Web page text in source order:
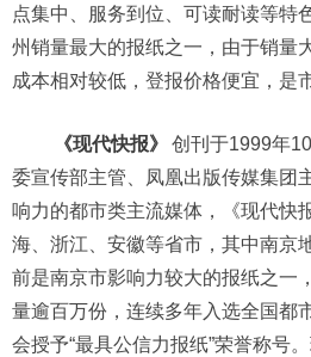
点集中、服务到位、可读耐读等特
州销量最大的报纸之一，由于销量
成本相对较低，登报价格便宜，是
《现代快报》
创刊于1999年
委宣传部主管、凤凰出版传媒集团
响力的都市类主流媒体，《现代快
海、浙江、安徽等省市，其中南京
前是南京市影响力较大的报纸之一
量逾百万份，连续多年入选全国都
会授予“最具公信力报纸”荣誉称号